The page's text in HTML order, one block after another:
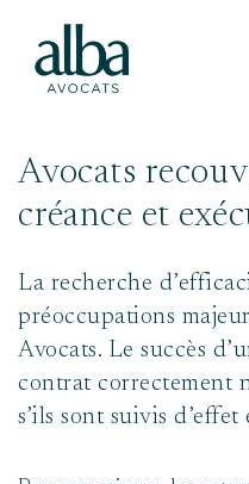
Avocats
créance et
La recherche
préoccupations
Avocats. Le succès
contrat correctement
s’ils sont suivis